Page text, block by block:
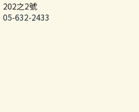
202之2號
05-632-2433